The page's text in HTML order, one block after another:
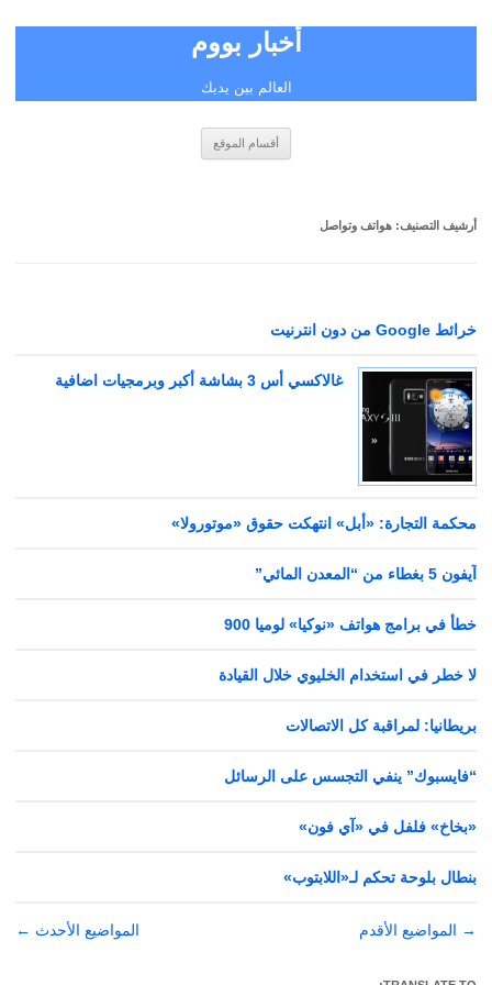
أخبار بووم
العالم بين يديك
أقسام الموقع
أرشيف التصنيف: هواتف وتواصل
خرائط Google من دون انترنيت
غالاكسي أس 3 بشاشة أكبر وبرمجيات اضافية
محكمة التجارة: «أبل» انتهكت حقوق «موتورولا»
آيفون 5 بغطاء من “المعدن المائي”
خطأ في برامج هواتف «نوكيا» لوميا 900
لا خطر في استخدام الخليوي خلال القيادة
بريطانيا: لمراقبة كل الاتصالات
“فايسبوك” ينفي التجسس على الرسائل
«بخاخ» فلفل في «آي فون»
بنطال بلوحة تحكم لـ«اللابتوب»
تصفّح
→ المواضيع الأقدم المواضيع الأحدث ←